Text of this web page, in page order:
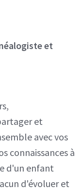
et
et
avec vos
connaissances à
d'un enfant
d'évoluer et